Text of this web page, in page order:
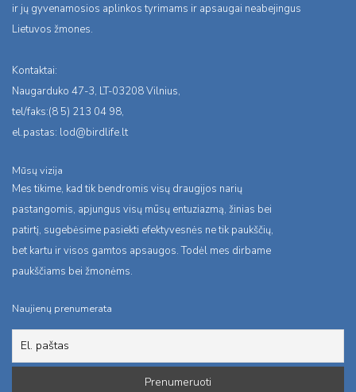
ir jų gyvenamosios aplinkos tyrimams ir apsaugai neabejingus
Lietuvos žmones.
Kontaktai:
Naugarduko 47-3, LT-03208 Vilnius,
tel/faks:(8 5) 213 04 98,
el.pastas: lod@birdlife.lt
Mūsų vizija
Mes tikime, kad tik bendromis visų draugijos narių
pastangomis, apjungus visų mūsų entuziazmą, žinias bei
patirtį, sugebėsime pasiekti efektyvesnės ne tik paukščių,
bet kartu ir visos gamtos apsaugos. Todėl mes dirbame
paukščiams bei žmonėms.
Naujienų prenumerata